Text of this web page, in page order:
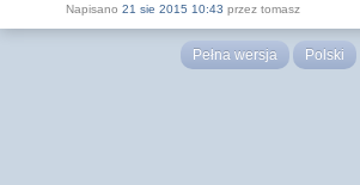
Napisano 21 sie 2015 10:43 przez tomasz
Pełna wersja Polski